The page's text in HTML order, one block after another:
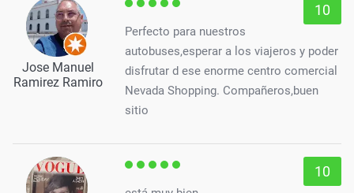
Jose Manuel
Ramirez Ramiro
10
Perfecto para nuestros
autobuses,esperar a los viajeros y poder
disfrutar d ese enorme centro comercial
Nevada Shopping. Compañeros,buen
sitio
10